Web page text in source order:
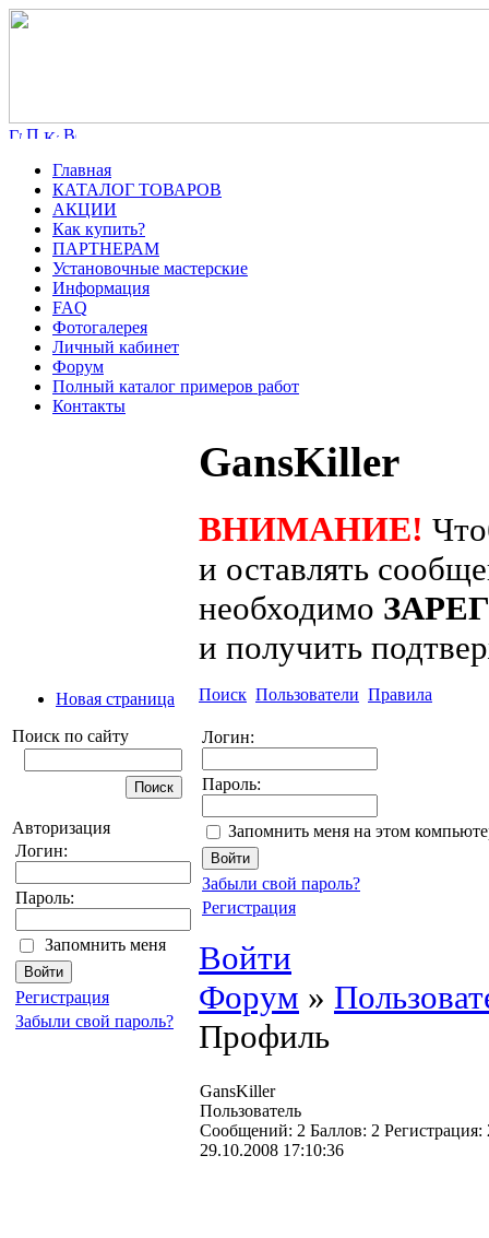
Главная
КАТАЛОГ ТОВАРОВ
АКЦИИ
Как купить?
ПАРТНЕРАМ
Установочные мастерские
Информация
FAQ
Фотогалерея
Личный кабинет
Форум
Полный каталог примеров работ
Контакты
Новая страница
Поиск по сайту
Авторизация
Логин:
Пароль:
Запомнить меня
Регистрация
Забыли свой пароль?
GansKiller
ВНИМАНИЕ!
и оставлять
необходимо
и получить
Поиск Пользователи Правила
Логин:
Пароль:
Запомнить меня на этом
Забыли свой пароль?
Регистрация
Войти
Форум »
Профиль
GansKiller
Пользователь
Cообщений: 2 Баллов: 2 Регистрация:
29.10.2008 17:10:36